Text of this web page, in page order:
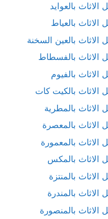
بالعوايد
بالعياط
بالعين السخنة
الاثاث بالفسطاط
بالفيوم
الاثاث بالكيت كات
بالمطرية
الاثاث بالمعصرة
بالمعمورة
الاثاث بالمكس
بالمنتزة
بالمندرة
بالمنصورة